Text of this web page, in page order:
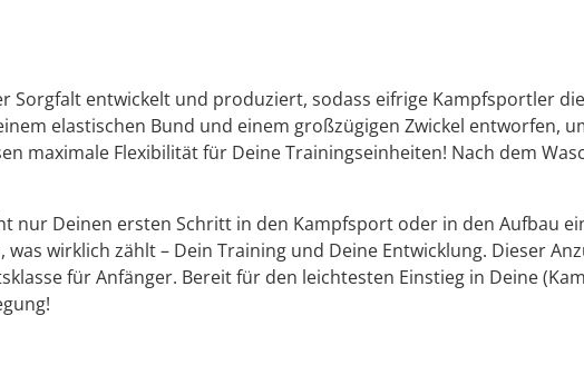
entwickelt und produziert, sodass eifrige Kampfsportler
elastischen Bund und einem großzügigen Zwickel entworfen,
maximale Flexibilität für Deine Trainingseinheiten! Nach dem
nur Deinen ersten Schritt in den Kampfsport oder in den Aufbau
wirklich zählt – Dein Training und Deine Entwicklung. Dieser
für Anfänger. Bereit für den leichtesten Einstieg in Deine